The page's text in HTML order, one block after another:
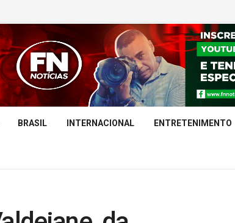
BRASIL INTERNACIONAL ENTRETENIMENTO